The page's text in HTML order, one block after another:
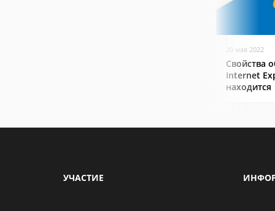
20 мая 2022
Свойства
Internet
находится
УЧАСТИЕ